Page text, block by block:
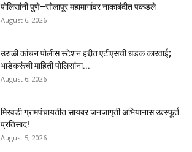
पोलिसांनी पुणे–सोलापूर महामार्गावर नाकाबंदीत पकडले
August 6, 2026
उरुळी कांचन पोलीस स्टेशन हद्दीत एटीएसची धडक कारवाई;
भाडेकरूंची माहिती पोलिसांना...
August 6, 2026
मिरवडी ग्रामपंचायतीत सायबर जनजागृती अभियानास उत्स्फूर्त
प्रतिसाद!
August 5, 2026